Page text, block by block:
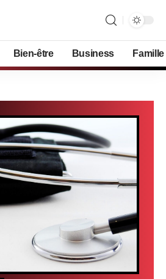
Bien-être Business Famille